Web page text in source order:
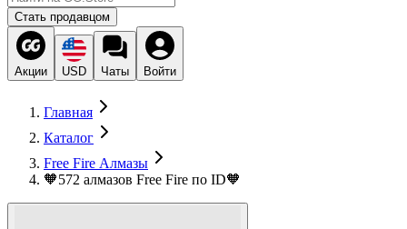
Стать продавцом
Акции USD Чаты Войти
Главная
Каталог
Free Fire Алмазы
🧡572 алмазов Free Fire по ID🧡